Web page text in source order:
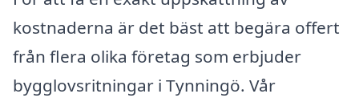
kostnaderna är det bäst att begära offert
från flera olika företag som erbjuder
bygglovsritningar i Tynningö. Vår